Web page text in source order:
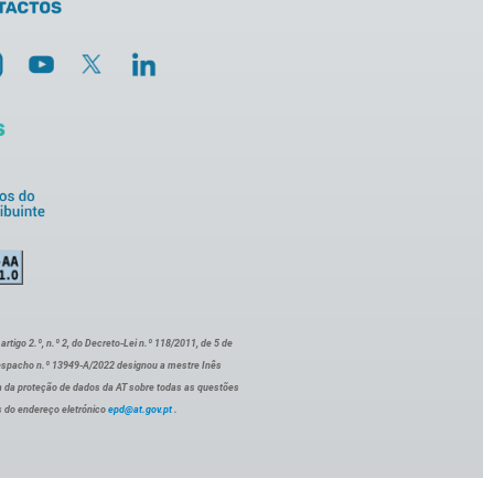
2.º, n.º 2, do Decreto-Lei n.º 118/2011, de 5 de
n.º 13949-A/2022 designou a mestre Inês
proteção de dados da AT sobre todas as questões
do endereço eletrónico epd@at.gov.pt .